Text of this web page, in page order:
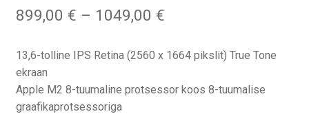
899,00 € – 1049,00 €Hinnavahemik:
kuni
1049,00 €
13,6-tolline IPS Retina (2560 x 1664 pikslit) True Tone
ekraan
Apple M2 8-tuumaline protsessor koos 8-tuumalise
graafikaprotsessoriga